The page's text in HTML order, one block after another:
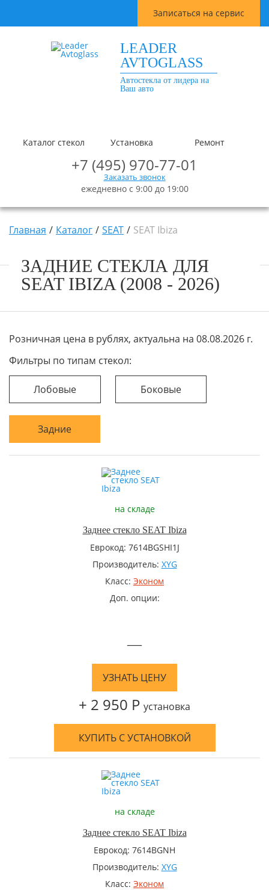
Записаться на сервис
LEADER
AVTOGLASS
Автостекла от лидера на
Ваш авто
Каталог стекол Установка Ремонт
+7 (495) 970-77-01
Заказать звонок
ежедневно с 9:00 до 19:00
Главная Каталог SEAT SEAT Ibiza
ЗАДНИЕ СТЕКЛА ДЛЯ
SEAT IBIZA (2008 - 2026)
Розничная цена в рублях, актуальна на 08.08.2026 г.
Фильтры по типам стекол:
Лобовые Боковые
Задние
на складе
Заднее стекло SEAT Ibiza
Еврокод: 7614BGSHI1J
Производитель: XYG
Класс: Эконом
Доп. опции:
—
УЗНАТЬ ЦЕНУ
+ 2 950 Р установка
КУПИТЬ С УСТАНОВКОЙ
на складе
Заднее стекло SEAT Ibiza
Еврокод: 7614BGNH
Производитель: XYG
Класс: Эконом